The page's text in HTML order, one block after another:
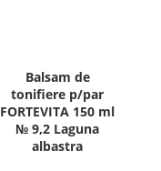
Balsam de
tonifiere p/par
FORTEVITA 150 ml
№ 9,2 Laguna
albastra